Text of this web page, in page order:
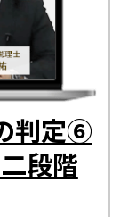
判定⑥
段階